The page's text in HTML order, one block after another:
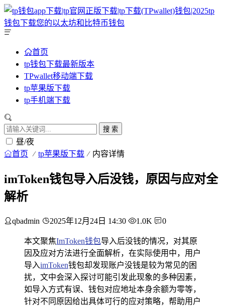
首页
tp钱包下载最新版本
TPwallet移动端下载
tp苹果版下载
tp手机端下载
搜 索
昼/夜
首页 tp苹果版下载 内容详情
imToken钱包导入后没钱，原因与应对全
解析
qbadmin 2025年12月24日 14:30 1.0K 0
本文聚焦ImToken钱包导入后没钱的情况，对其原
因及应对方法进行全面解析，在实际使用中，用户
导入imToken钱包却发现账户没钱是较为常见的困
扰，文中会深入探讨可能引发此现象的多种因素，
如导入方式有误、钱包对应地址本身余额为零等，
针对不同原因给出具体可行的应对策略，帮助用户